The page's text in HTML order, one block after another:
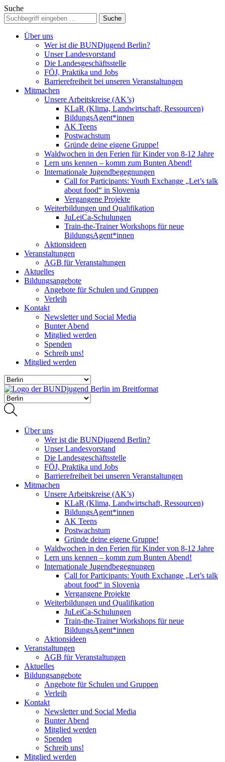
Suche
Über uns
Wer ist die BUNDjugend Berlin?
Unser Landesvorstand
Die Landesgeschäftsstelle
FÖJ, Praktika und Jobs
Barrierefreiheit bei unseren Veranstaltungen
Mitmachen
Unsere Arbeitskreise (AK’s)
KLaR (Klima, Landwirtschaft, Ressourcen)
BildungsAgent*innen
AK Teens
Postwachstum
Gründe deine eigene Gruppe!
Waldwochen in den Ferien für Kinder von 8-12 Jahre
Lern uns kennen – komm zum Bunten Abend!
Internationale Jugendbegegnungen
Call for Participants: Youth Exchange „Let’s talk
about food“ in Slovenia
Vergangene Projekte
Weiterbildungen und Qualifikation
JuLeiCa-Schulungen
Train-the-Trainer Workshops für neue
BildungsAgent*innen
Aktionsideen
Veranstaltungen
AGB für Veranstaltungen
Aktuelles
Bildungsangebote
Angebote für Schulen und Gruppen
Verleih
Kontakt
Newsletter und Social Media
Bunter Abend
Mitglied werden
Spenden
Schreib uns!
Mitglied werden
Über uns
Wer ist die BUNDjugend Berlin?
Unser Landesvorstand
Die Landesgeschäftsstelle
FÖJ, Praktika und Jobs
Barrierefreiheit bei unseren Veranstaltungen
Mitmachen
Unsere Arbeitskreise (AK’s)
KLaR (Klima, Landwirtschaft, Ressourcen)
BildungsAgent*innen
AK Teens
Postwachstum
Gründe deine eigene Gruppe!
Waldwochen in den Ferien für Kinder von 8-12 Jahre
Lern uns kennen – komm zum Bunten Abend!
Internationale Jugendbegegnungen
Call for Participants: Youth Exchange „Let’s talk
about food“ in Slovenia
Vergangene Projekte
Weiterbildungen und Qualifikation
JuLeiCa-Schulungen
Train-the-Trainer Workshops für neue
BildungsAgent*innen
Aktionsideen
Veranstaltungen
AGB für Veranstaltungen
Aktuelles
Bildungsangebote
Angebote für Schulen und Gruppen
Verleih
Kontakt
Newsletter und Social Media
Bunter Abend
Mitglied werden
Spenden
Schreib uns!
Mitglied werden